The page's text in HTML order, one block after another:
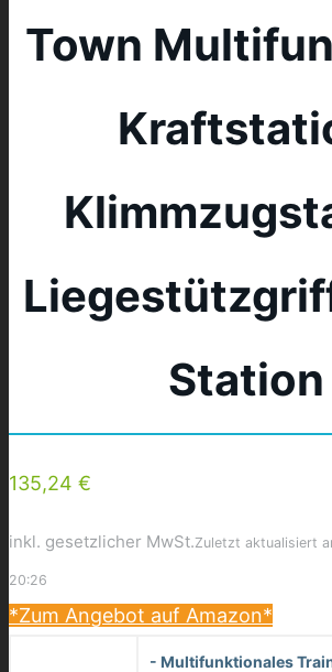
Town
Station
135,24 €
inkl. gesetzlicher MwSt.Zuletzt aktualisiert
20:26
*Zum Angebot auf Amazon*
- Multifunktionales